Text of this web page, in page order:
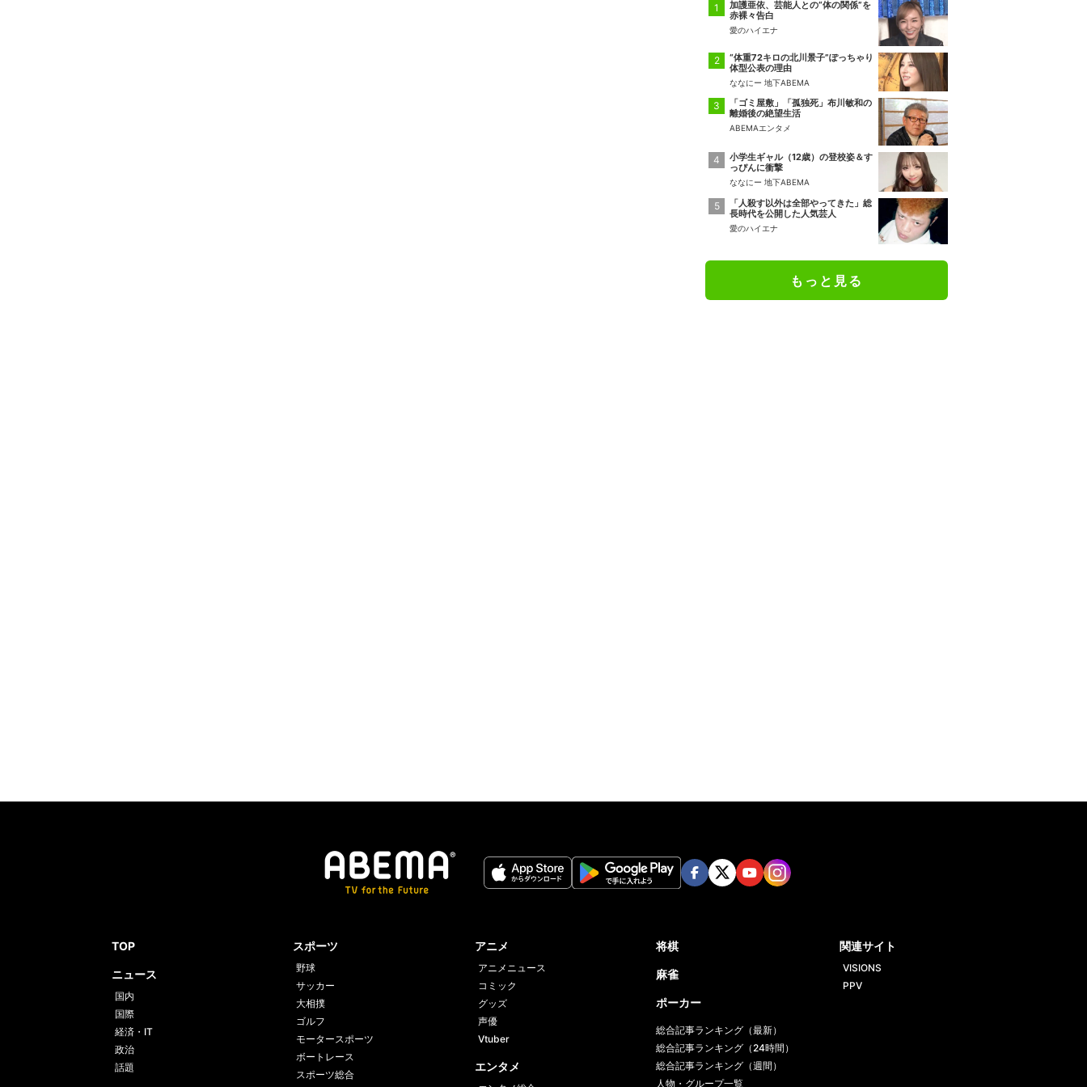
加護亜依、芸能人との“体の関係”を
赤裸々告白
愛のハイエナ
“体重72キロの北川景子”ぽっちゃり
体型公表の理由
ななにー 地下ABEMA
「ゴミ屋敷」「孤独死」布川敏和の
離婚後の絶望生活
ABEMAエンタメ
小学生ギャル（12歳）の登校姿＆す
っぴんに衝撃
ななにー 地下ABEMA
「人殺す以外は全部やってきた」総
長時代を公開した人気芸人
愛のハイエナ
もっと見る
TOP
ニュース
国内
国際
経済・IT
政治
話題
スポーツ
野球
サッカー
大相撲
ゴルフ
モータースポーツ
ボートレース
スポーツ総合
アニメ
アニメニュース
コミック
グッズ
声優
Vtuber
エンタメ
将棋
麻雀
ポーカー
総合記事ランキング（最新）
総合記事ランキング（24時間）
総合記事ランキング（週間）
人物・グループ一覧
関連サイト
VISIONS
PPV